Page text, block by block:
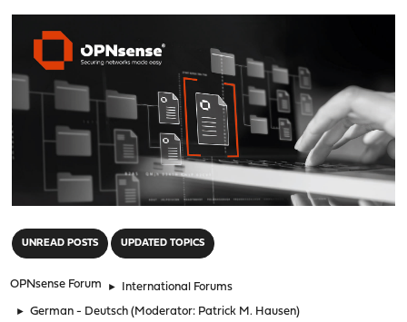
UNREAD POSTS UPDATED TOPICS
OPNsense Forum ► International Forums
► German - Deutsch (Moderator: Patrick M. Hausen)